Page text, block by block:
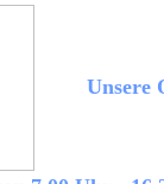
Unsere